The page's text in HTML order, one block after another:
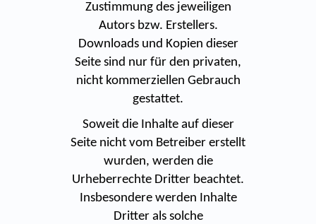
Zustimmung des jeweiligen
Autors bzw. Erstellers.
Downloads und Kopien dieser
Seite sind nur für den privaten,
nicht kommerziellen Gebrauch
gestattet.
Soweit die Inhalte auf dieser
Seite nicht vom Betreiber erstellt
wurden, werden die
Urheberrechte Dritter beachtet.
Insbesondere werden Inhalte
Dritter als solche